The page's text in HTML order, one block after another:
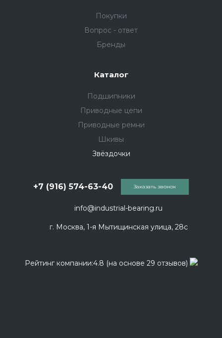
Покупки
Вопрос - ответ
Бренды
Каталог
Подшипники
Приводные цепи
Приводные ремни
Шкивы
Звёздочки
info@industrial-bearing.ru
+7 (916) 574-63-40
г. Москва, 1-я Мытищинская улица, 28с
Заказать звонок
Рейтинг компании:4.8 (на основе 29 отзывов)